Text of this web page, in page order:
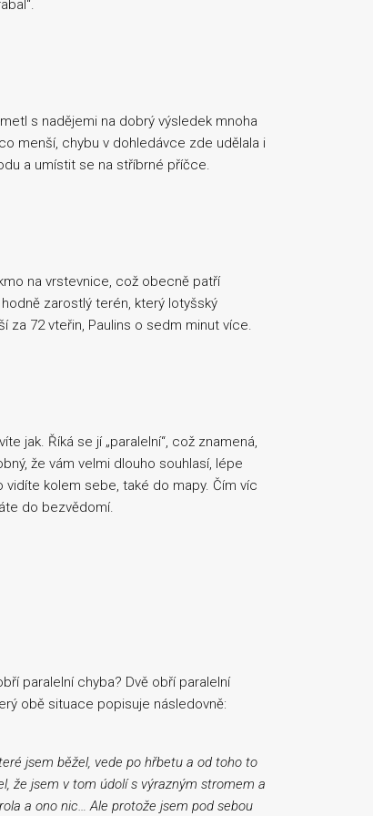
s nadějemi na dobrý výsledek mnoha
menší, chybu v dohledávce zde udělala i
a umístit se na stříbrné příčce.
na vrstevnice, což obecně patří
zarostlý terén, který lotyšský
za 72 vteřin, Paulins o sedm minut více.
jak. Říká se jí „paralelní“, což znamená,
že vám velmi dlouho souhlasí, lépe
vidíte kolem sebe, také do mapy. Čím víc
do bezvědomí.
paralelní chyba? Dvě obří paralelní
obě situace popisuje následovně:
jsem běžel, vede po hřbetu a od toho to
že jsem v tom údolí s výrazným stromem a
a ono nic… Ale protože jsem pod sebou